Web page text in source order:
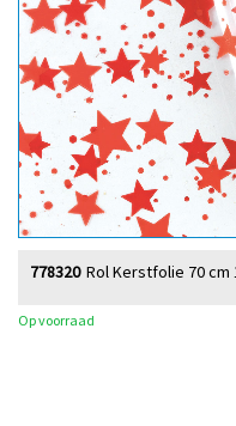
Rol Kerstfolie 70
778320
Op voorraad